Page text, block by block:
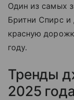
Один из самых
Бритни Спирс и
красную
году.
Тренды
2025 года